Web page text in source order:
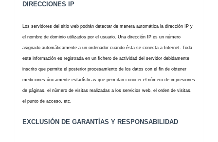
DIRECCIONES IP
Los servidores del sitio web podrán detectar de manera automática la dirección IP y
el nombre de dominio utilizados por el usuario. Una dirección IP es un número
asignado automáticamente a un ordenador cuando ésta se conecta a Internet. Toda
esta información es registrada en un fichero de actividad del servidor debidamente
inscrito que permite el posterior procesamiento de los datos con el fin de obtener
mediciones únicamente estadísticas que permitan conocer el número de impresiones
de páginas, el número de visitas realizadas a los servicios web, el orden de visitas,
el punto de acceso, etc.
EXCLUSIÓN DE GARANTÍAS Y RESPONSABILIDAD